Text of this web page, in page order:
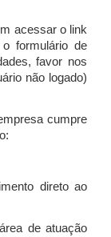
acessar o link
formulário de
favor nos
não logado)
cumpre
direto ao
de atuação